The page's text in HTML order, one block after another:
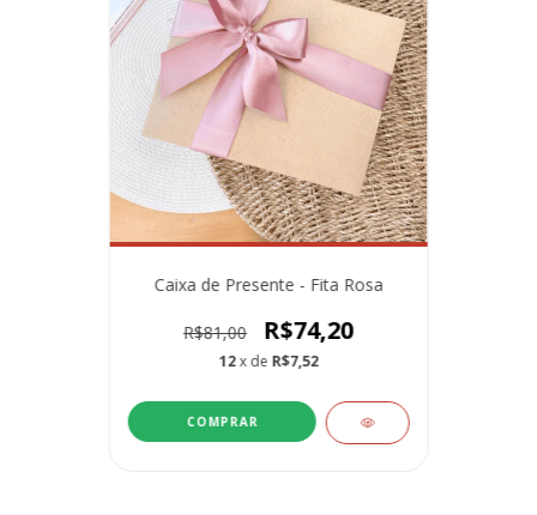
Caixa de Presente - Fita Rosa
R$81,00 R$74,20
12x de R$7,52